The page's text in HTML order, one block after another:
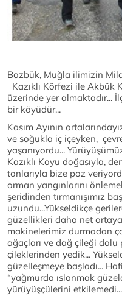
Bozbük, Muğla ilimizin
Kazıklı Körfezi ile Akbük
üzerinde yer almaktadır...
bir köyüdür...
Kasım Ayının
ve soğukla iç içeyken,
yaşanıyordu...
Kazıklı Koyu doğasıyla,
tonlarıyla bize poz
orman yangınlarını
şeridinden tırmanışımız
uzundu...Yükseldikçe
güzellikleri daha net
makinelerimiz durmadan
ağaçları ve dağ çileği
çileklerinden yedik...
güzelleşmeye başladı...
“yağmurda ıslanmak
yürüyüşçülerini etkilemedi...